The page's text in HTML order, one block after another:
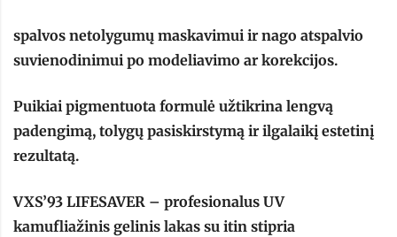
spalvos netolygumų maskavimui ir nago atspalvio
suvienodinimui po modeliavimo ar korekcijos.
Puikiai pigmentuota formulė užtikrina lengvą
padengimą, tolygų pasiskirstymą ir ilgalaikį estetinį
rezultatą.
VXS’93 LIFESAVER – profesionalus UV
kamufliažinis gelinis lakas su itin stipria